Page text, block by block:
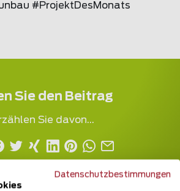
#ProjektDesMonats
Sie den Beitrag
Sie davon...
Datenschutzbestimmungen